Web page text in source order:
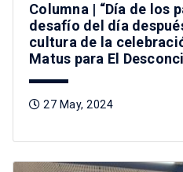
Columna | “Día de los
desafío del día
cultura de la
Matus para El
27 May, 2024